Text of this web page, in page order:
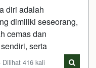
diri adalah
dimiliki seseorang,
cemas dan
serta
416 kali